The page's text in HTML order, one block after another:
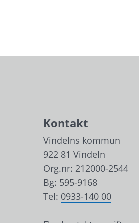
Kontakt
Vindelns kommun
922 81 Vindeln
Org.nr: 212000-2544
Bg: 595-9168
Tel: 0933-140 00